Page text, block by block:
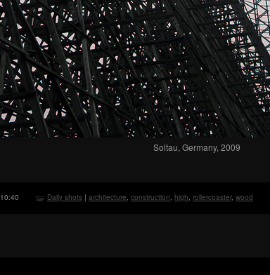
Soltau, Germany, 2009
Daily shots | architecture, construction, high, rollercoaster, wood